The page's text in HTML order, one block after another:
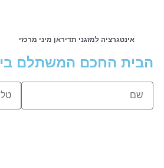
אינטגרציה למזגני תדיראן מיני מרכזי
הבית החכם המשתלם